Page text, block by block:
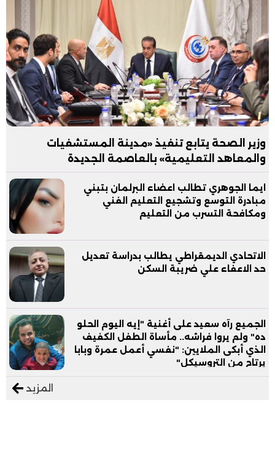
وزير الصحة يتابع تنفيذ «مدينة المستشفيات
والمعاهد التعليمية» بالعاصمة الجديدة
ايما الجوهري تطالب اعضاء البرلمان بتبني
مبادرة التوسع وتشجيع التعليم الفني
ومكافحة التسرب من التعليم
الاتحادي الديمقراطي يطالب بدراسة تعديل
حد الاعفاء علي ضريبة السكن
الجميع رآه سعيد على أغنية "إيه اليوم الحلو
ده" ولم يروا فراشه.. مأساة الطفل الكفيف
الذي أبكى الملايين: "نفسي أعمل عمرة وبابا
يرتاح من التروسيكل"
المزيد